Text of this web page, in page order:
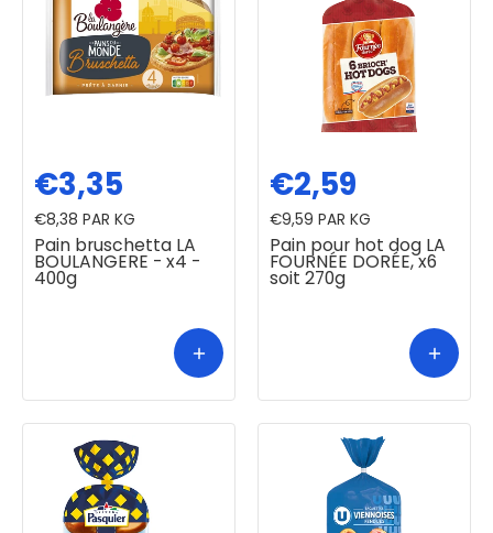
Pain bruschetta LA
BOULANGERE - x4 -
400g
€3,35
€8,38 PAR KG
Pain pour hot dog LA
FOURNÉE DORÉE, x6
soit 270g
€2,59
€9,59 PAR KG